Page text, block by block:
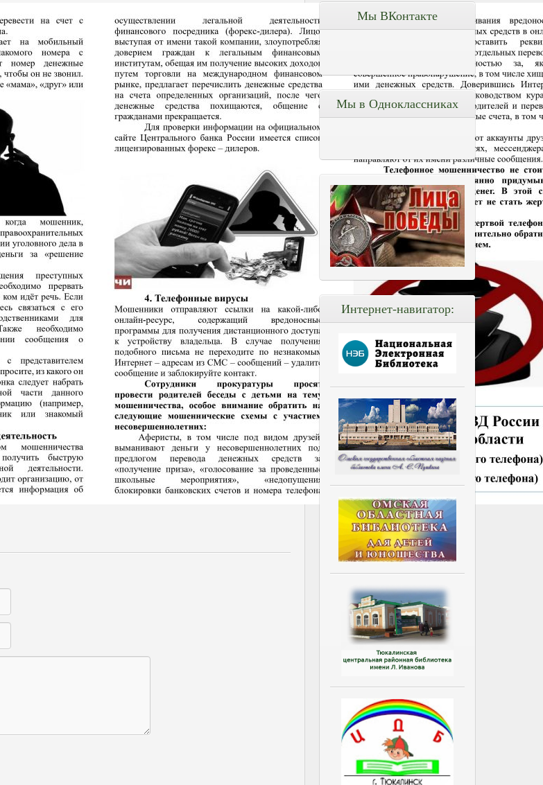
Мы ВКонтакте
Мы в Одноклассниках
Интернет-навигатор: